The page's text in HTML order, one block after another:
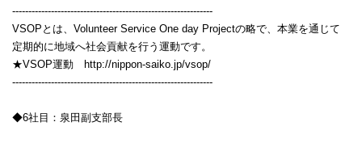
--------------------------------------------------------------
VSOP とは、 Volunteer Service One day Projectの略で、本業を通じて
定期的に地域へ社会貢献を行う運動です。
★VSOP運動
http://nippon-saiko.jp/vsop/
--------------------------------------------------------------
◆6社目：泉田副支部長